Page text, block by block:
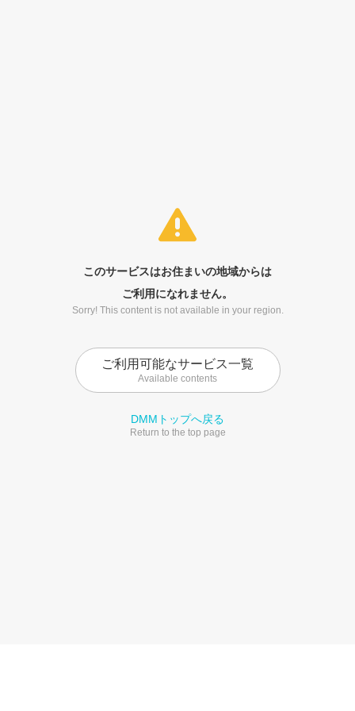
このサービスはお住まいの地域からは
ご利用になれません。
Sorry! This content is not available in your region.
ご利用可能なサービス一覧
Available contents
DMMトップへ戻る
Return to the top page